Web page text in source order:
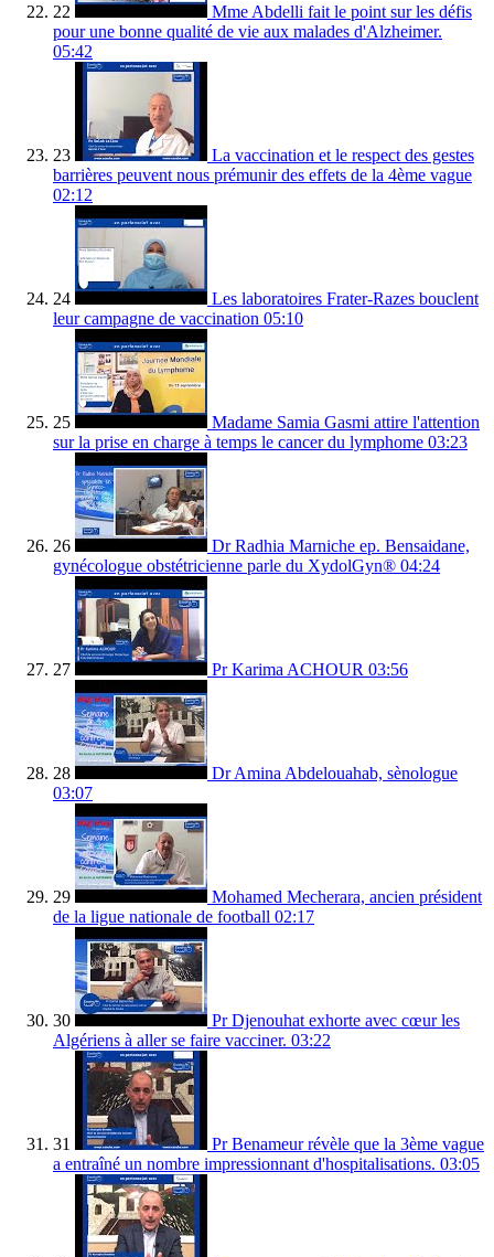
22
Mme Abdelli fait le point sur les défis
pour une bonne qualité de vie aux malades d'Alzheimer.
05:42
23
La vaccination et le respect des gestes
barrières peuvent nous prémunir des effets de la 4ème vague
02:12
24
Les laboratoires Frater-Razes bouclent
leur campagne de vaccination 05:10
25
Madame Samia Gasmi attire l'attention
sur la prise en charge à temps le cancer du lymphome 03:23
26
Dr Radhia Marniche ep. Bensaidane,
gynécologue obstétricienne parle du XydolGyn® 04:24
27 Pr Karima ACHOUR 03:56
28
Dr Amina Abdelouahab, sènologue
03:07
29
Mohamed Mecherara, ancien président
de la ligue nationale de football 02:17
30
Pr Djenouhat exhorte avec cœur les
Algériens à aller se faire vacciner. 03:22
31
Pr Benameur révèle que la 3ème vague
a entraîné un nombre impressionnant d'hospitalisations. 03:05